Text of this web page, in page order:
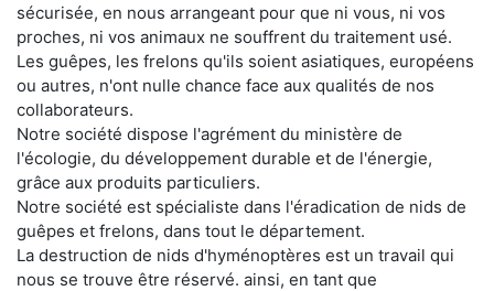
sécurisée, en nous arrangeant pour que ni vous, ni vos
proches, ni vos animaux ne souffrent du traitement usé.
Les guêpes, les frelons qu'ils soient asiatiques, européens
ou autres, n'ont nulle chance face aux qualités de nos
collaborateurs.
Notre société dispose l'agrément du ministère de
l'écologie, du développement durable et de l'énergie,
grâce aux produits particuliers.
Notre société est spécialiste dans l'éradication de nids de
guêpes et frelons, dans tout le département.
La destruction de nids d'hyménoptères est un travail qui
nous se trouve être réservé. ainsi, en tant que